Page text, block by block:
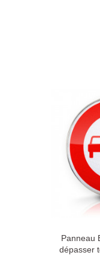
Panneau
dépasser